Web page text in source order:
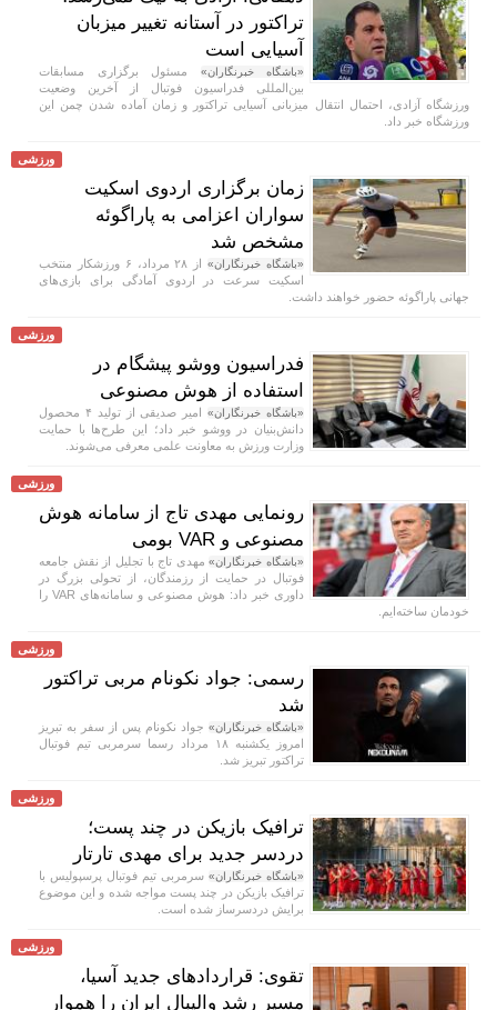
تراکتور در آستانه تغییر میزبان
آسیایی است
«باشگاه خبرنگاران» مسئول برگزاری مسابقات
بین‌المللی فدراسیون فوتبال از آخرین وضعیت
ورزشگاه آزادی، احتمال انتقال میزبانی آسیایی تراکتور و زمان آماده شدن چمن این
ورزشگاه خبر داد.
ورزشی
زمان برگزاری اردوی اسکیت
سواران اعزامی به پاراگوئه
مشخص شد
«باشگاه خبرنگاران»
از ۲۸ مرداد، ۶ ورزشکار منتخب
اسکیت سرعت در اردوی آمادگی برای بازی‌های
جهانی پاراگوئه حضور خواهند داشت.
ورزشی
فدراسیون ووشو پیشگام در
استفاده از هوش مصنوعی
«باشگاه خبرنگاران»
امیر صدیقی از تولید ۴ محصول
دانش‌بنیان در ووشو خبر داد؛ این طرح‌ها با حمایت
وزارت ورزش به معاونت علمی معرفی می‌شوند.
ورزشی
رونمایی مهدی تاج از سامانه هوش
مصنوعی و VAR بومی
«باشگاه خبرنگاران»مهدی تاج با تجلیل از نقش جامعه
فوتبال در حمایت از رزمندگان، از تحولی بزرگ در
داوری خبر داد: هوش مصنوعی و سامانه‌های VAR را
خودمان ساخته‌ایم.
ورزشی
رسمی: جواد نکونام مربی تراکتور
شد
«باشگاه خبرنگاران» جواد نکونام پس از سفر به تبریز
امروز یکشنبه ۱۸ مرداد رسما سرمربی تیم فوتبال
تراکتور تبریز شد.
ورزشی
ترافیک بازیکن در چند پست؛
دردسر جدید برای مهدی تارتار
«باشگاه خبرنگاران» سرمربی تیم فوتبال پرسپولیس با
ترافیک بازیکن در چند پست مواجه شده و این موضوع
برایش دردسرساز شده است.
ورزشی
تقوی: قرارداد‌های جدید آسیا،
مسیر رشد والیبال ایران را هموار